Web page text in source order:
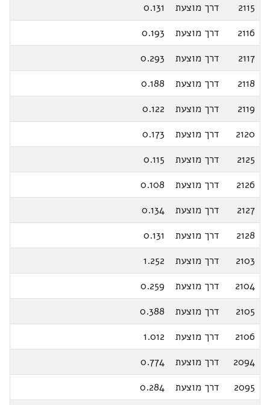
2115
דרך מוצעת
0.131
2116
דרך מוצעת
0.193
2117
דרך מוצעת
0.293
2118
דרך מוצעת
0.188
2119
דרך מוצעת
0.122
2120
דרך מוצעת
0.173
2125
דרך מוצעת
0.115
2126
דרך מוצעת
0.108
2127
דרך מוצעת
0.134
2128
דרך מוצעת
0.131
2103
דרך מוצעת
1.252
2104
דרך מוצעת
0.259
2105
דרך מוצעת
0.388
2106
דרך מוצעת
1.012
2094
דרך מוצעת
0.774
2095
דרך מוצעת
0.284